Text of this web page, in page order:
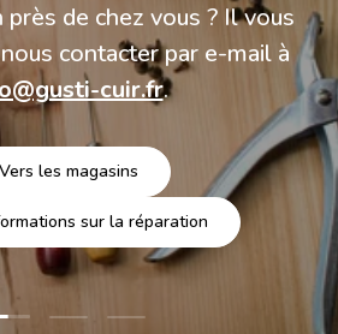
près de chez vous ? Il vous
contacter par e-mail à
cuir.fr.
Vers les magasins
sur la réparation
Charger la diapositive 1 de 3
Charger la diapositive 2 de 3
Charger la diapositive 3